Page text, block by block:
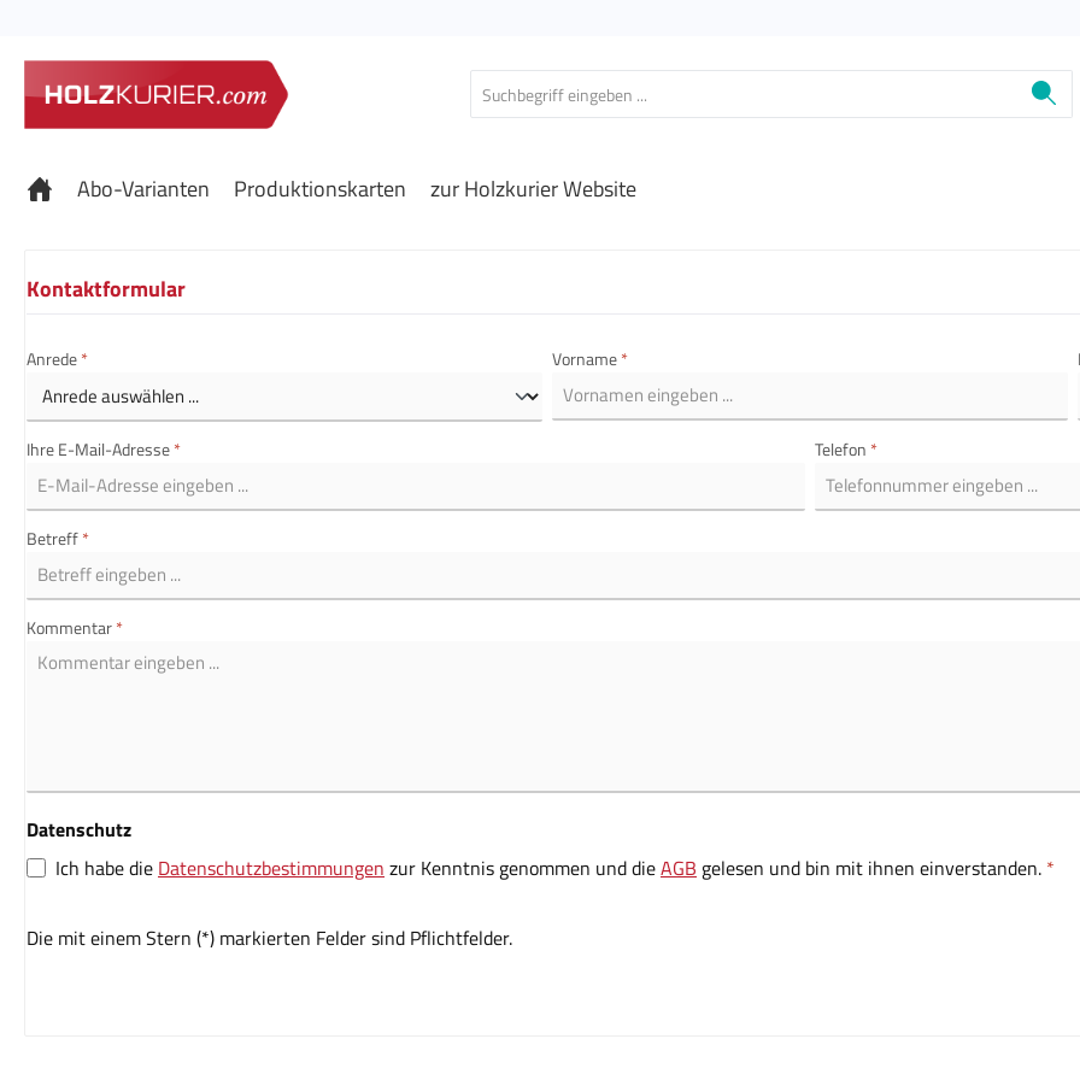
Abo-Varianten Produktionskarten zur Holzkurier Website
Kontaktformular
Anrede* Vorname*
Ihre E-Mail-Adresse* Telefon *
Betreff*
Kommentar*
Datenschutz
Ich habe die Datenschutzbestimmungen zur Kenntnis genommen und dieAGB gelesen und bin mit ihnen einverstanden. *
Die mit einem Stern (*) markierten Felder sind Pflichtfelder.